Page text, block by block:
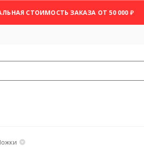
СТОИМОСТЬ ЗАКАЗА ОТ 50 000 ₽